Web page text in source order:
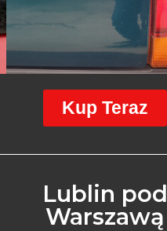
Kup Teraz
Lublin pod
Warszawą